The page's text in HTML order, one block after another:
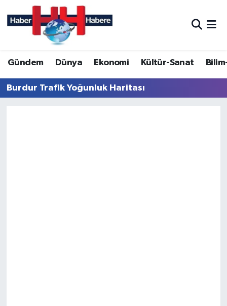
Gündem Dünya Ekonomi Kültür-Sanat
Burdur Trafik Yoğunluk Haritası
Hava Durumu
Trafik Durumu
Süper Lig Puan Durumu ve Fikstür